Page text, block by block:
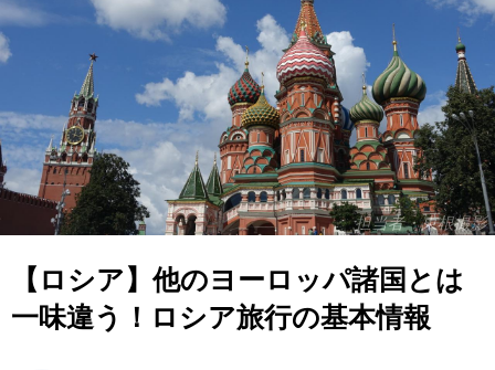
担当者・東根撮影
【ロシア】他のヨーロッパ諸国とは
一味違う！ロシア旅行の基本情報